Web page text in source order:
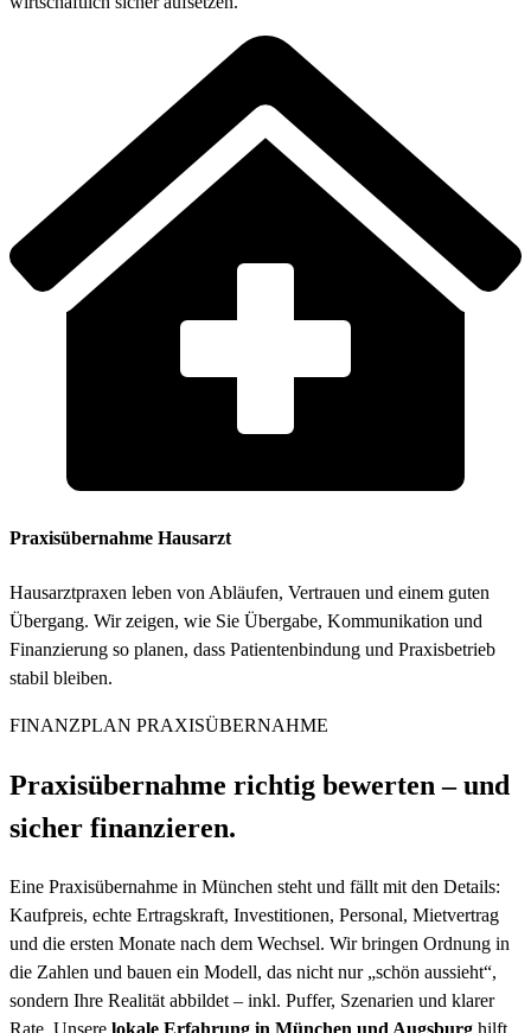
Praxisübernahme Hausarzt
Hausarztpraxen leben von Abläufen, Vertrauen und einem guten
Übergang. Wir zeigen, wie Sie Übergabe, Kommunikation und
Finanzierung so planen, dass Patientenbindung und Praxisbetrieb
stabil bleiben.
FINANZPLAN PRAXISÜBERNAHME
Praxisübernahme richtig bewerten – und
sicher finanzieren.
Eine Praxisübernahme in München steht und fällt mit den Details:
Kaufpreis, echte Ertragskraft, Investitionen, Personal, Mietvertrag
und die ersten Monate nach dem Wechsel. Wir bringen Ordnung in
die Zahlen und bauen ein Modell, das nicht nur „schön aussieht“,
sondern Ihre Realität abbildet – inkl. Puffer, Szenarien und klarer
Rate. Unsere lokale Erfahrung in München und Augsburg hilft